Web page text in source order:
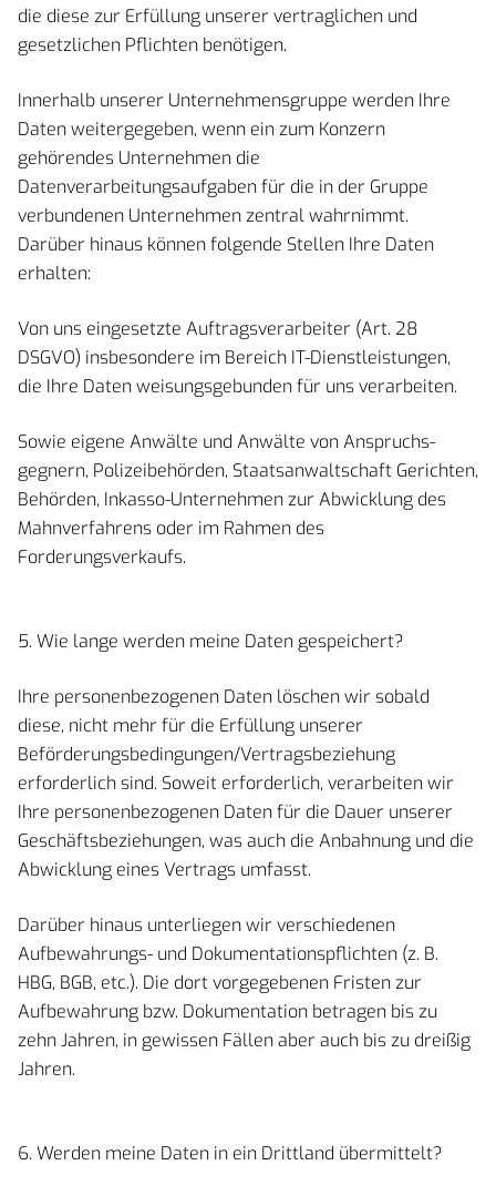
die diese zur Erfüllung unserer vertraglichen und
gesetzlichen Pflichten benötigen.
Innerhalb unserer Unternehmensgruppe werden Ihre
Daten weitergegeben, wenn ein zum Konzern
gehörendes Unternehmen die
Datenverarbeitungsaufgaben für die in der Gruppe
verbundenen Unternehmen zentral wahrnimmt.
Darüber hinaus können folgende Stellen Ihre Daten
erhalten:
Von uns eingesetzte Auftragsverarbeiter (Art. 28
DSGVO) insbesondere im Bereich IT-Dienstleistungen,
die Ihre Daten weisungsgebunden für uns verarbeiten.
Sowie eigene Anwälte und Anwälte von Anspruchs-
gegnern, Polizeibehörden, Staatsanwaltschaft Gerichten,
Behörden, Inkasso-Unternehmen zur Abwicklung des
Mahnverfahrens oder im Rahmen des
Forderungsverkaufs.
5. Wie lange werden meine Daten gespeichert?
Ihre personenbezogenen Daten löschen wir sobald
diese, nicht mehr für die Erfüllung unserer
Beförderungsbedingungen/Vertragsbeziehung
erforderlich sind. Soweit erforderlich, verarbeiten wir
Ihre personenbezogenen Daten für die Dauer unserer
Geschäftsbeziehungen, was auch die Anbahnung und die
Abwicklung eines Vertrags umfasst.
Darüber hinaus unterliegen wir verschiedenen
Aufbewahrungs- und Dokumentationspflichten (z. B.
HBG, BGB, etc.). Die dort vorgegebenen Fristen zur
Aufbewahrung bzw. Dokumentation betragen bis zu
zehn Jahren, in gewissen Fällen aber auch bis zu dreißig
Jahren.
6. Werden meine Daten in ein Drittland übermittelt?